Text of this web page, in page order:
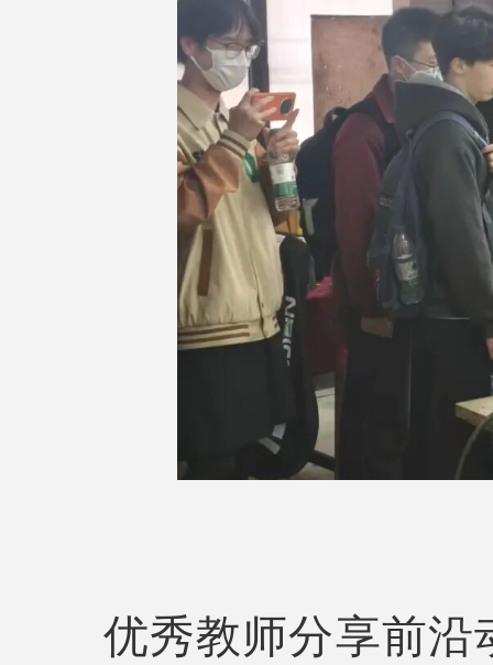
优秀教师分享前沿